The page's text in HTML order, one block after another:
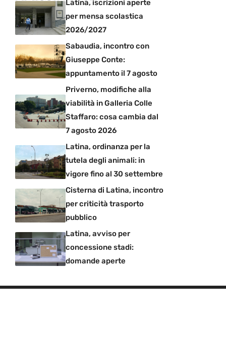
Latina, iscrizioni aperte
per mensa scolastica
2026/2027
Sabaudia, incontro con
Giuseppe Conte:
appuntamento il 7 agosto
Priverno, modifiche alla
viabilità in Galleria Colle
Staffaro: cosa cambia dal
7 agosto 2026
Latina, ordinanza per la
tutela degli animali: in
vigore fino al 30 settembre
Cisterna di Latina, incontro
per criticità trasporto
pubblico
Latina, avviso per
concessione stadi:
domande aperte